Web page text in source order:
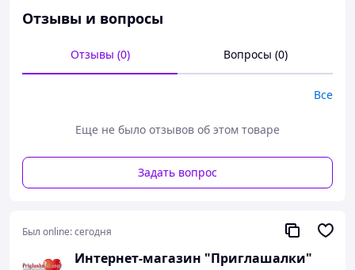
Печать логотипов, фотографий и дополнительных
элементов +75 грн к общей сумме заказа.
Закажите приглашения с запасом 5-10% на случай
появления дополнительных гостей в ходе подготовки.
читабельный шрифт.
гостей:
……………………………………
бракосочетанию,
которое состоится 12 августа 2022 года в 15.00.
Отзывы и вопросы
Отзывы (0) Вопросы (0)
Все
Еще не было отзывов об этом товаре
Задать вопрос
Был online:сегодня
Интернет-магазин "Приглашалки"